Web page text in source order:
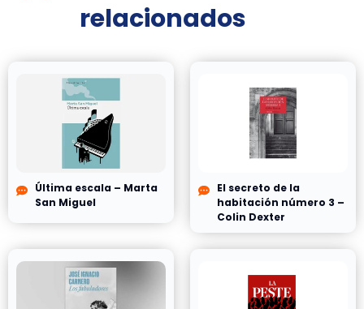
relacionados
Última escala – Marta
San Miguel
El secreto de la
habitación número 3 –
Colin Dexter